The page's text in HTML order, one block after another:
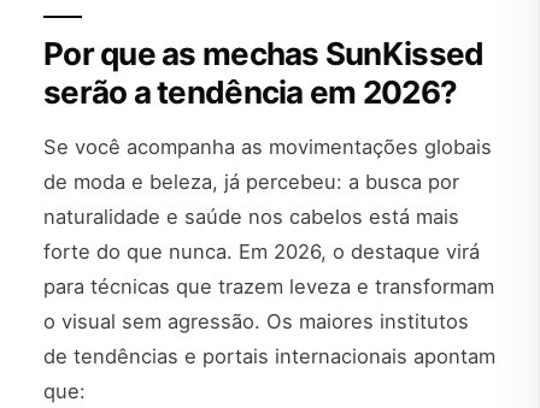
Por que as mechas SunKissed
serão a tendência em 2026?
Se você acompanha as movimentações globais
de moda e beleza, já percebeu: a busca por
naturalidade e saúde nos cabelos está mais
forte do que nunca. Em 2026, o destaque virá
para técnicas que trazem leveza e transformam
o visual sem agressão. Os maiores institutos
de tendências e portais internacionais apontam
que: